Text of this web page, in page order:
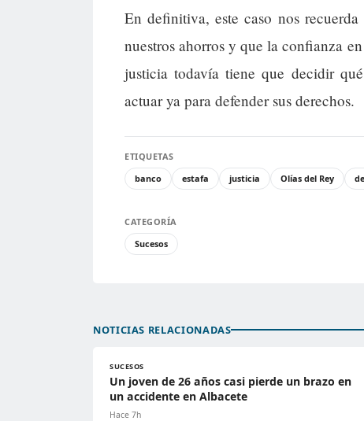
En definitiva, este caso nos
nuestros ahorros y que la confianza
justicia todavía tiene que decidir
actuar ya para defender sus derechos.
ETIQUETAS
banco
estafa justicia Olías del Rey
CATEGORÍA
Sucesos
NOTICIAS RELACIONADAS
SUCESOS
Un joven de 26 años casi pierde un brazo en
un accidente en Albacete
Hace 7h